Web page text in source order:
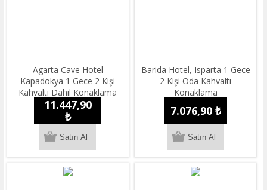
Agarta Cave Hotel
Kapadokya 1 Gece 2 Kişi
Kahvaltı Dahil Konaklama
11.447,90
₺
Barida Hotel, Isparta 1 Gece
2 Kişi Oda Kahvaltı
Konaklama
7.076,90 ₺